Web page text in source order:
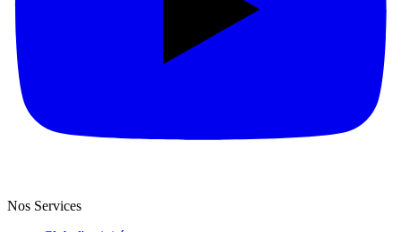
Nos Services